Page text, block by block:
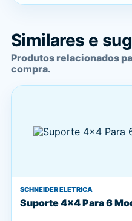
Similares e
Produtos relacionados
compra.
SCHNEIDER ELETRICA
Suporte 4x4 Para 6